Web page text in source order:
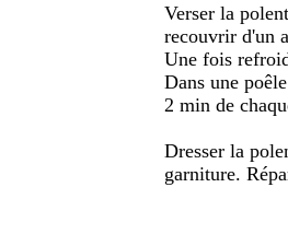
Verser la
recouvrir d'un
Une fois
Dans une
2 min de
Dresser la
garniture.